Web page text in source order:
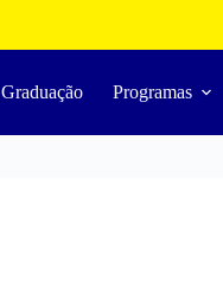
Graduação Programas